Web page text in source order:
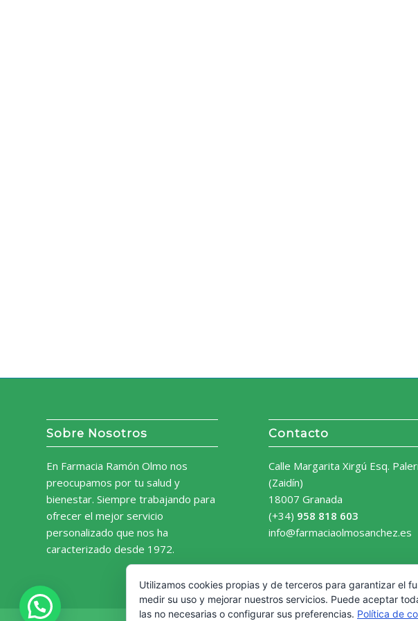
Sobre Nosotros
En Farmacia Ramón Olmo nos
preocupamos por tu salud y
bienestar. Siempre trabajando para
ofrecer el mejor servicio
personalizado que nos ha
caracterizado desde 1972.
Contacto
Calle Margarita Xirgú Esq.
(Zaidín)
18007 Granada
(+34) 958 818 603
info@farmaciaolmosanchez.es
Utilizamos cookies propias y de terceros para garantizar el
medir su uso y mejorar nuestros servicios. Puede aceptar
las no necesarias o configurar sus preferencias. Política de